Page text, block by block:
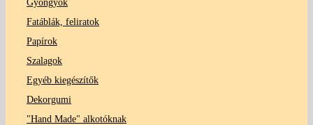
Gyöngyök
Fatáblák, feliratok
Papírok
Szalagok
Egyéb kiegészítők
Dekorgumi
"Hand Made" alkotóknak